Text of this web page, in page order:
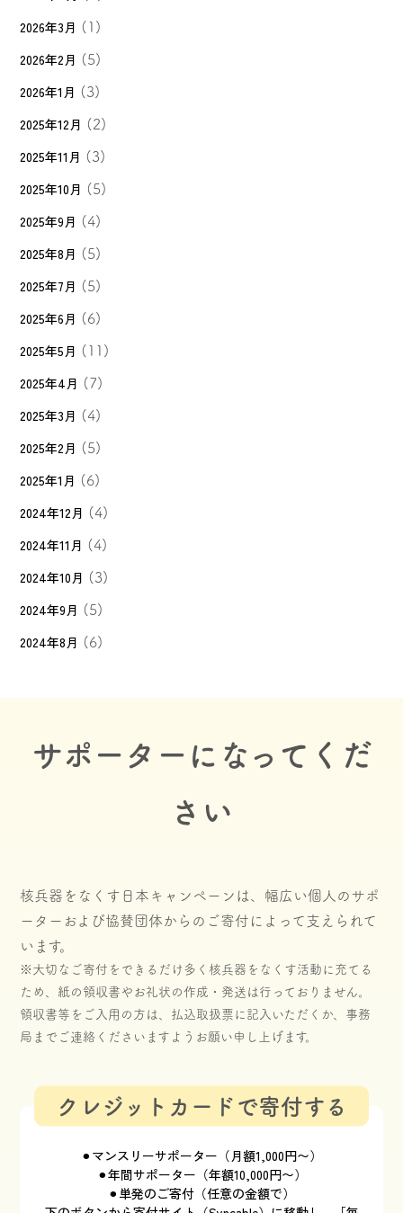
2026年3月 (1)
2026年2月 (5)
2026年1月 (3)
2025年12月 (2)
2025年11月 (3)
2025年10月 (5)
2025年9月 (4)
2025年8月 (5)
2025年7月 (5)
2025年6月 (6)
2025年5月 (11)
2025年4月 (7)
2025年3月 (4)
2025年2月 (5)
2025年1月 (6)
2024年12月 (4)
2024年11月 (4)
2024年10月 (3)
2024年9月 (5)
2024年8月 (6)
サポーターになってくだ
さい
核兵器をなくす日本キャンペーンは、幅広い個人のサポ
ーターおよび協賛団体からのご寄付によって支えられて
います。
※大切なご寄付をできるだけ多く核兵器をなくす活動に充てる
ため、紙の領収書やお礼状の作成・発送は行っておりません。
領収書等をご入用の方は、払込取扱票に記入いただくか、事務
局までご連絡くださいますようお願い申し上げます。
クレジットカードで寄付する
⚫︎マンスリーサポーター（月額1,000円〜）
⚫︎年間サポーター（年額10,000円〜）
⚫︎単発のご寄付（任意の金額で）